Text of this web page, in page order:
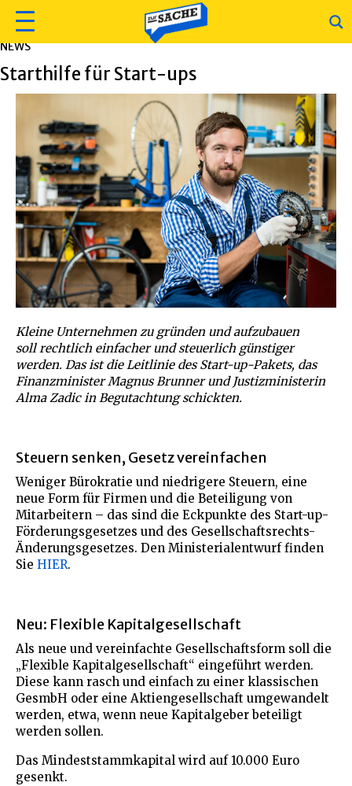
NEWS
Starthilfe für Start-ups
Kleine Unternehmen zu gründen und aufzubauen
soll rechtlich einfacher und steuerlich günstiger
werden. Das ist die Leitlinie des Start-up-Pakets, das
Finanzminister Magnus Brunner und Justizministerin
Alma Zadic in Begutachtung schickten.
Steuern senken, Gesetz vereinfachen
Weniger Bürokratie und niedrigere Steuern, eine
neue Form für Firmen und die Beteiligung von
Mitarbeitern – das sind die Eckpunkte des Start-up-
Förderungsgesetzes und des Gesellschaftsrechts-
Änderungsgesetzes. Den Ministerialentwurf finden
Sie HIER.
Neu: Flexible Kapitalgesellschaft
Als neue und vereinfachte Gesellschaftsform soll die
„Flexible Kapitalgesellschaft“ eingeführt werden.
Diese kann rasch und einfach zu einer klassischen
GesmbH oder eine Aktiengesellschaft umgewandelt
werden, etwa, wenn neue Kapitalgeber beteiligt
werden sollen.
Das Mindeststammkapital wird auf 10.000 Euro
gesenkt.